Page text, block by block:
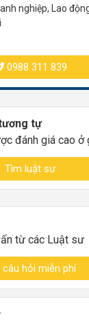
nghiệp, Lao
0988 311 839
tự
đánh giá cao ở
Tìm luật sư
từ các Luật sư
hỏi miễn phí